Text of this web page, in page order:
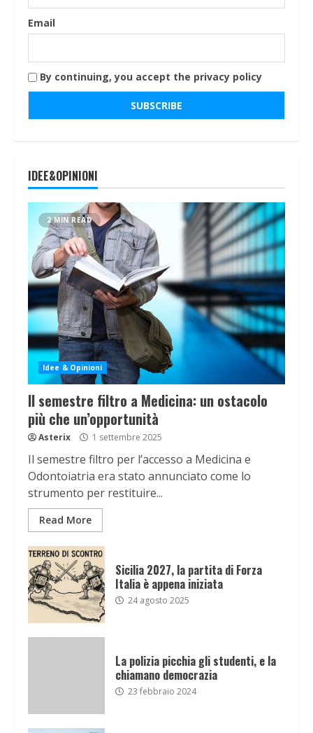
Email
By continuing, you accept the privacy policy
IDEE&OPINIONI
2 MIN READ
Idee & Opinioni
Il semestre filtro a Medicina: un ostacolo
più che un’opportunità
Asterix 1 settembre 2025
Il semestre filtro per l’accesso a Medicina e
Odontoiatria era stato annunciato come lo
strumento per restituire...
Read More
Sicilia 2027, la partita di Forza
Italia è appena iniziata
24 agosto 2025
La polizia picchia gli studenti, e la
chiamano democrazia
23 febbraio 2024